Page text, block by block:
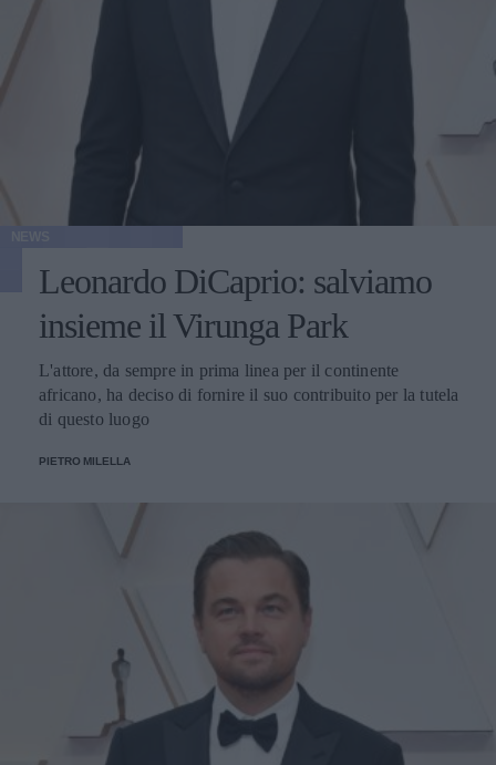
Leonardo DiCaprio: salviamo
insieme il Virunga Park
L'attore, da sempre in prima linea per il continente
africano, ha deciso di fornire il suo contribuito per la tutela
di questo luogo
PIETRO MILELLA